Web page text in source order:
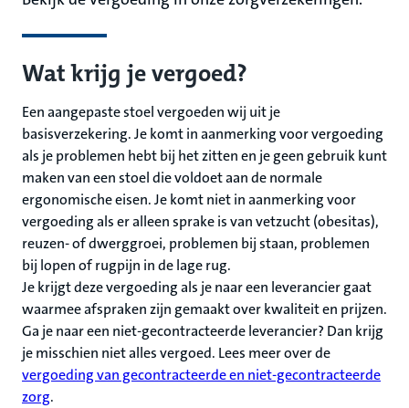
Wat krijg je vergoed?
Een aangepaste stoel vergoeden wij uit je
basisverzekering. Je komt in aanmerking voor vergoeding
als je problemen hebt bij het zitten en je geen gebruik kunt
maken van een stoel die voldoet aan de normale
ergonomische eisen. Je komt niet in aanmerking voor
vergoeding als er alleen sprake is van vetzucht (obesitas),
reuzen- of dwerggroei, problemen bij staan, problemen
bij lopen of rugpijn in de lage rug.
Je krijgt deze vergoeding als je naar een leverancier gaat
waarmee afspraken zijn gemaakt over kwaliteit en prijzen.
Ga je naar een niet-gecontracteerde leverancier? Dan krijg
je misschien niet alles vergoed. Lees meer over de
vergoeding van gecontracteerde en niet-gecontracteerde
zorg.